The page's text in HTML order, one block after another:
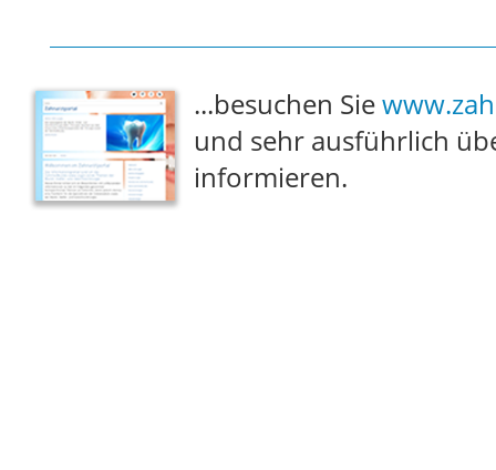
...besuchen Sie
und sehr ausführlich
informieren.